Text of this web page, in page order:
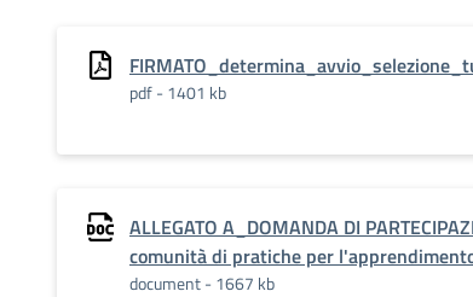
pdf - 1401 kb
ALLEGATO A_DOMANDA DI
comunità di pratiche per
document - 1667 kb